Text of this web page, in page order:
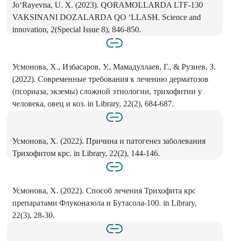
Jo‘Rayevna, U. X. (2023). QORAMOLLARDA LTF-130
VAKSINANI DOZALARDA QO ‘LLASH. Science and
innovation, 2(Special Issue 8), 846-850.
Усмонова, Х., Избасаров, У., Мамадуллаев, Г., & Рузиев, З.
(2022). Современные требования к лечению дерматозов
(псориаза, экземы) сложной этиологии, трихофитии у
человека, овец и коз. in Library, 22(2), 684-687.
Усмонова, Х. (2022). Причина и патогенез заболевания
Трихофитом крс. in Library, 22(2), 144-146.
Усмонова, Х. (2022). Способ лечения Трихофита крс
препаратами Флуконазола и Бутасола-100. in Library,
22(3), 28-30.